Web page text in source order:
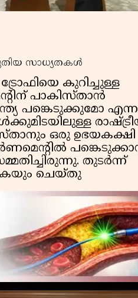
സാധ്യതകൾ
കുറിച്ചുള്ള
പാകിസ്താൻ
പങ്കെടുക്കുമോ എന്ന
ഒരു ഉഭയകക്ഷി
തുടർന്ന്
ചെയ്തു